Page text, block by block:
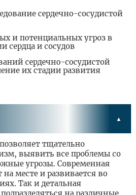
сердечно-сосудистой
и потенциальных угроз в
сердца и сосудов
сердечно-сосудистой
их стадии развития
тщательно
выявить все проблемы со
угрозы. Современная
месте и развивается во
Так и детальная